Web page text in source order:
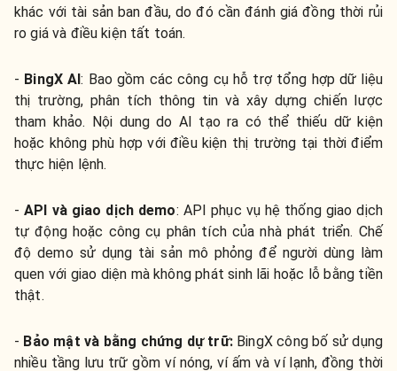
khác với tài sản ban đầu, do đó cần đánh giá đồng thời rủi
ro giá và điều kiện tất toán.
- BingX AI: Bao gồm các công cụ hỗ trợ tổng hợp dữ liệu
thị trường, phân tích thông tin và xây dựng chiến lược
tham khảo. Nội dung do AI tạo ra có thể thiếu dữ kiện
hoặc không phù hợp với điều kiện thị trường tại thời điểm
thực hiện lệnh.
-API và giao dịch demo: API phục vụ hệ thống giao dịch
tự động hoặc công cụ phân tích của nhà phát triển. Chế
độ demo sử dụng tài sản mô phỏng để người dùng làm
quen với giao diện mà không phát sinh lãi hoặc lỗ bằng tiền
thật.
- Bảo mật và bằng chứng dự trữ:BingX công bố sử dụng
nhiều tầng lưu trữ gồm ví nóng, ví ấm và ví lạnh, đồng thời